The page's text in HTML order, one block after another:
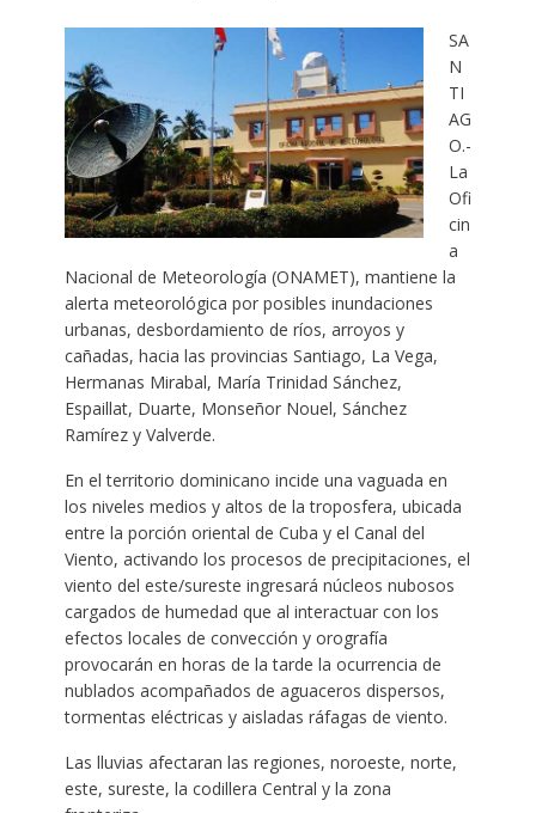
SA
N
TI
AG
O.-
La
Ofi
cin
a
Nacional de Meteorología (ONAMET), mantiene la
alerta meteorológica por posibles inundaciones
urbanas, desbordamiento de ríos, arroyos y
cañadas, hacia las provincias Santiago, La Vega,
Hermanas Mirabal, María Trinidad Sánchez,
Espaillat, Duarte, Monseñor Nouel, Sánchez
Ramírez y Valverde.
En el territorio dominicano incide una vaguada en
los niveles medios y altos de la troposfera, ubicada
entre la porción oriental de Cuba y el Canal del
Viento, activando los procesos de precipitaciones, el
viento del este/sureste ingresará núcleos nubosos
cargados de humedad que al interactuar con los
efectos locales de convección y orografía
provocarán en horas de la tarde la ocurrencia de
nublados acompañados de aguaceros dispersos,
tormentas eléctricas y aisladas ráfagas de viento.
Las lluvias afectaran las regiones, noroeste, norte,
este, sureste, la codillera Central y la zona